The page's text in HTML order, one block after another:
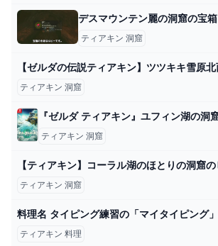
ティアキン 洞窟
ティアキン 洞窟
ティアキン 洞窟
ティアキン 洞窟
料理名 タイピング練習の「マイタイピング」
ティアキン 料理